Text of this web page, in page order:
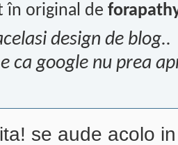
în original de
design de blog..
ca google nu prea
se aude acolo